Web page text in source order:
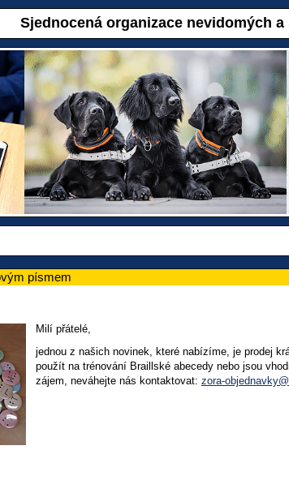
Sjednocená organizace nevidomých a
písmem
Milí přátelé,
jednou z našich novinek, které nabízíme, je prodej
použít na trénování Braillské abecedy nebo jsou
zájem, neváhejte nás kontaktovat: zora-